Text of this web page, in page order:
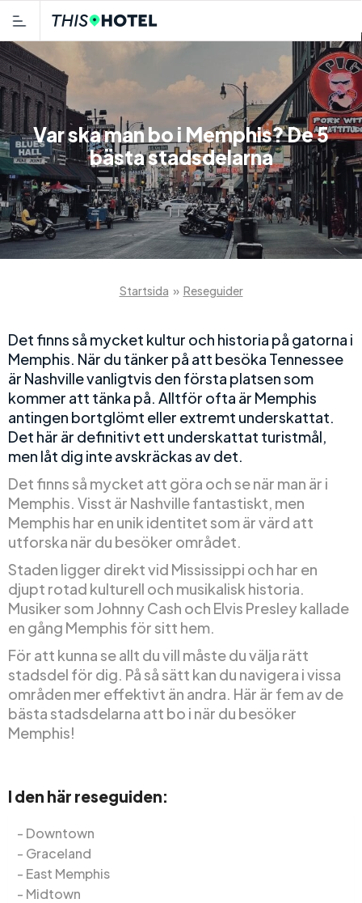
Var ska man bo i Memphis? De 5
bästa stadsdelarna
Startsida » Reseguider
Det finns så mycket kultur och historia på gatorna i
Memphis. När du tänker på att besöka Tennessee
är Nashville vanligtvis den första platsen som
kommer att tänka på. Alltför ofta är Memphis
antingen bortglömt eller extremt underskattat.
Det här är definitivt ett underskattat turistmål,
men låt dig inte avskräckas av det.
Det finns så mycket att göra och se när man är i
Memphis. Visst är Nashville fantastiskt, men
Memphis har en unik identitet som är värd att
utforska när du besöker området.
Staden ligger direkt vid Mississippi och har en
djupt rotad kulturell och musikalisk historia.
Musiker som Johnny Cash och Elvis Presley kallade
en gång Memphis för sitt hem.
För att kunna se allt du vill måste du välja rätt
stadsdel för dig. På så sätt kan du navigera i vissa
områden mer effektivt än andra. Här är fem av de
bästa stadsdelarna att bo i när du besöker
Memphis!
I den här reseguiden:
Downtown
Graceland
East Memphis
Midtown